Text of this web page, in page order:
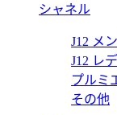
シャネル
J12 メ
J12 レ
プルミ
その他